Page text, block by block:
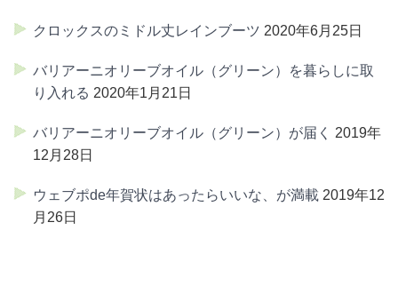
クロックスのミドル丈レインブーツ 2020年6月25日
バリアーニオリーブオイル（グリーン）を暮らしに取
り入れる 2020年1月21日
バリアーニオリーブオイル（グリーン）が届く
2019年
12月28日
ウェブポde年賀状はあったらいいな、が満載 2019年12
月26日